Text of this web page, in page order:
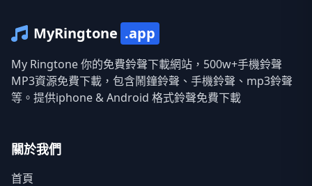
MyRingtone .app
My Ringtone 你的免費鈴聲下載網站，500w+手機鈴聲
MP3資源免費下載，包含鬧鐘鈴聲、手機鈴聲、mp3鈴聲
等。提供iphone & Android 格式鈴聲免費下載
關於我們
首頁